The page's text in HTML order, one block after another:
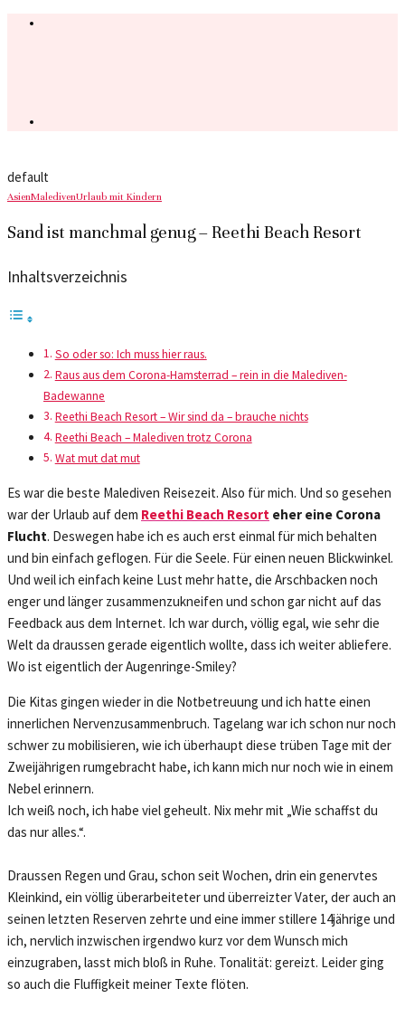
default
AsienMaledivenUrlaub mit Kindern
Sand ist manchmal genug – Reethi Beach Resort
Inhaltsverzeichnis
So oder so: Ich muss hier raus.
Raus aus dem Corona-Hamsterrad – rein in die Malediven-
Badewanne
Reethi Beach Resort – Wir sind da – brauche nichts
Reethi Beach – Malediven trotz Corona
Wat mut dat mut
Es war die beste Malediven Reisezeit. Also für mich. Und so gesehen
war der Urlaub auf dem Reethi Beach Resort eher eine Corona
Flucht. Deswegen habe ich es auch erst einmal für mich behalten
und bin einfach geflogen. Für die Seele. Für einen neuen Blickwinkel.
Und weil ich einfach keine Lust mehr hatte, die Arschbacken noch
enger und länger zusammenzukneifen und schon gar nicht auf das
Feedback aus dem Internet. Ich war durch, völlig egal, wie sehr die
Welt da draussen gerade eigentlich wollte, dass ich weiter abliefere.
Wo ist eigentlich der Augenringe-Smiley?
Die Kitas gingen wieder in die Notbetreuung und ich hatte einen
innerlichen Nervenzusammenbruch. Tagelang war ich schon nur noch
schwer zu mobilisieren, wie ich überhaupt diese trüben Tage mit der
Zweijährigen rumgebracht habe, ich kann mich nur noch wie in einem
Nebel erinnern.
Ich weiß noch, ich habe viel geheult. Nix mehr mit „Wie schaffst du
das nur alles.“.
Draussen Regen und Grau, schon seit Wochen, drin ein genervtes
Kleinkind, ein völlig überarbeiteter und überreizter Vater, der auch an
seinen letzten Reserven zehrte und eine immer stillere 14jährige und
ich, nervlich inzwischen irgendwo kurz vor dem Wunsch mich
einzugraben, lasst mich bloß in Ruhe. Tonalität: gereizt. Leider ging
so auch die Fluffigkeit meiner Texte flöten.